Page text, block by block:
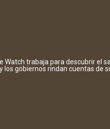
Watch trabaja para descubrir el
los gobiernos rindan cuentas de